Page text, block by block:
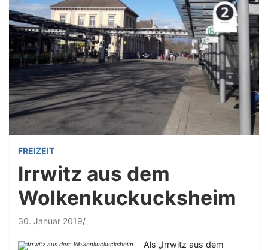
FREIZEIT
Irrwitz aus dem
Wolkenkuckucksheim
30. Januar 2019
Als „Irrwitz aus dem